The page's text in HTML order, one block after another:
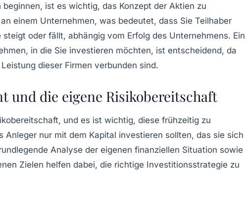
ist es wichtig, das Konzept der Aktien zu
an einem Unternehmen, was bedeutet, dass Sie Teilhaber
oder fällt, abhängig vom Erfolg des Unternehmens. Ein
in die Sie investieren möchten, ist entscheidend, da
dieser Firmen verbunden sind.
und die eigene Risikobereitschaft
, und es ist wichtig, diese frühzeitig zu
Anleger nur mit dem Kapital investieren sollten, das sie sich
Analyse der eigenen finanziellen Situation sowie
Zielen helfen dabei, die richtige Investitionsstrategie zu